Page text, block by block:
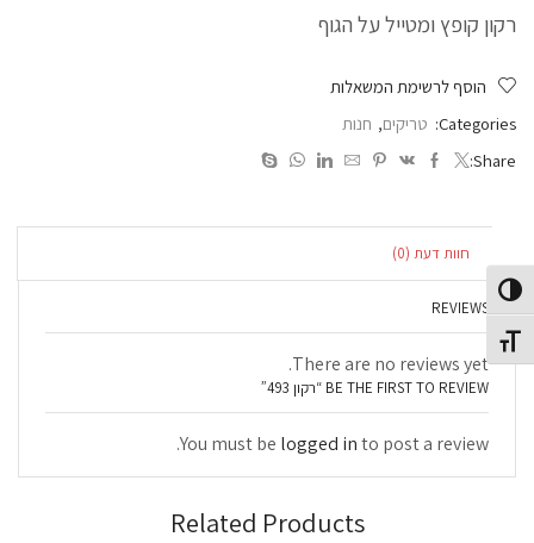
הפעל/כבה ניגודיות גבוהה
מתג גודל גופן
רקון קופץ ומטייל על הגוף
הוסף לרשימת המשאלות
Categories: טריקים, חנות
Share:
חוות דעת (0)
REVIEWS
There are no reviews yet.
BE THE FIRST TO REVIEW “רקון 493”
You must be logged into post a review.
Related Products